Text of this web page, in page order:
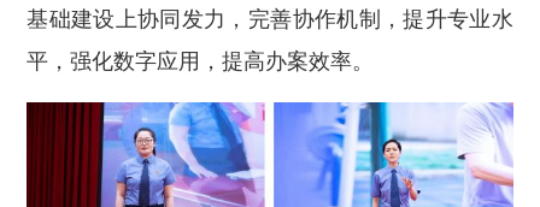
基础建设上协同发力，完善协作机制，提升专业水
平，强化数字应用，提高办案效率。